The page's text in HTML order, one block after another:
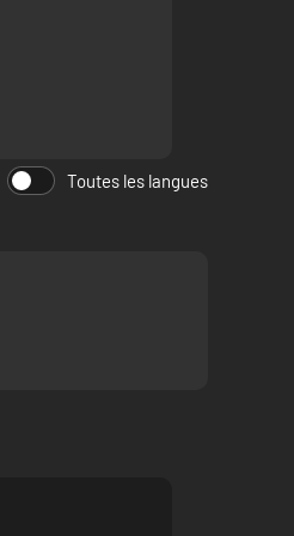
Toutes les langues